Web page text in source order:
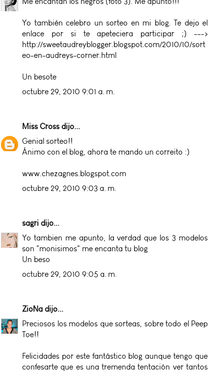
Yo también celebro un sorteo en mi blog. Te dejo el
enlace por si te apeteciera participar ;) --->
http://sweetaudreyblogger.blogspot.com/2010/10/sort
eo-en-audreys-corner.html
Un besote
octubre 29, 2010 9:01 a. m.
Miss Cross dijo...
Genial sorteo!!
Ánimo con el blog, ahora te mando un correito :)
www.chezagnes.blogspot.com
octubre 29, 2010 9:03 a. m.
sagri dijo...
Yo tambien me apunto, la verdad que los 3 modelos
son "monisimos" me encanta tu blog
Un beso
octubre 29, 2010 9:05 a. m.
ZioNa dijo...
Preciosos los modelos que sorteas, sobre todo el Peep
Toe!!
Felicidades por este fantástico blog aunque tengo que
confesarte que es una tremenda tentación ver tantos